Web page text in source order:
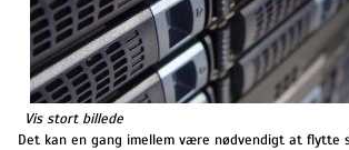
Vis stort billede
Det kan en gang imellem være nødvendigt at flytte